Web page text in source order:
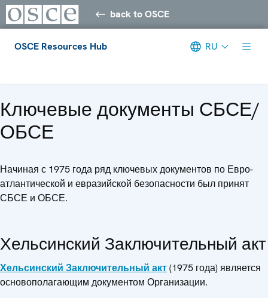
back to OSCE
OSCE Resources Hub RU
Ключевые документы СБСЕ/
ОБСЕ
Начиная с 1975 года ряд ключевых документов по Евро-
атлантической и евразийской безопасности был принят
СБСЕ и ОБСЕ.
Хельсинский Заключительный акт
Хельсинский Заключительный акт(1975 года) является
основополагающим документом Организации.